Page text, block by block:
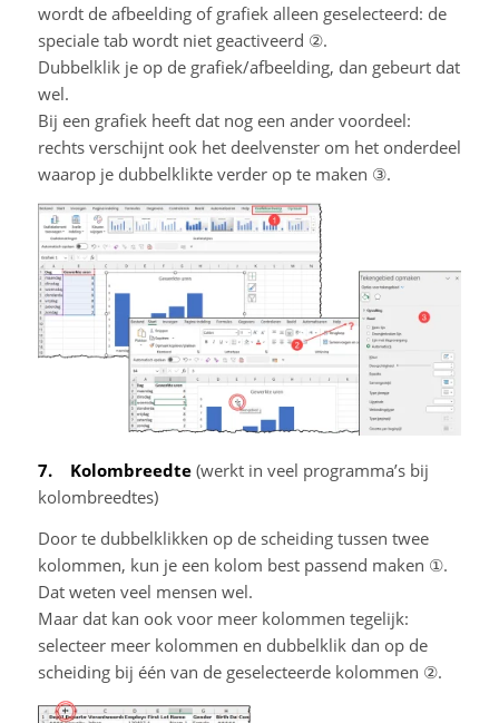
wordt de afbeelding of grafiek alleen geselecteerd: de
speciale tab wordt niet geactiveerd ②.
Dubbelklik je op de grafiek/afbeelding, dan gebeurt dat
wel.
Bij een grafiek heeft dat nog een ander voordeel:
rechts verschijnt ook het deelvenster om het onderdeel
waarop je dubbelklikte verder op te maken ③.
7. Kolombreedte(werkt in veel programma’s bij
kolombreedtes)
Door te dubbelklikken op de scheiding tussen twee
kolommen, kun je een kolom best passend maken ①.
Dat weten veel mensen wel.
Maar dat kan ook voor meer kolommen tegelijk:
selecteer meer kolommen en dubbelklik dan op de
scheiding bij één van de geselecteerde kolommen ②.